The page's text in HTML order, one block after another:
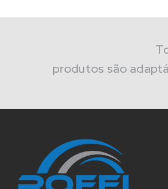
produtos são